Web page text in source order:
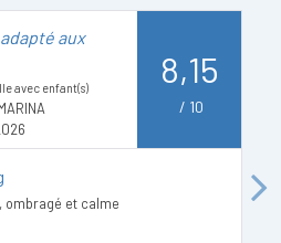
aux
avec enfant(s) 8,15
/ 10
ombragé et calme
Next